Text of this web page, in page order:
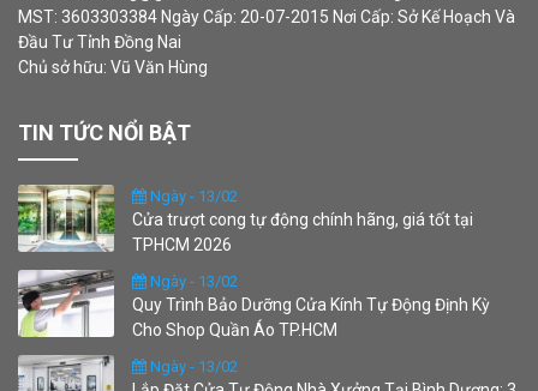
MST: 3603303384 Ngày Cấp: 20-07-2015 Nơi Cấp: Sở Kế Hoạch Và
Đầu Tư Tỉnh Đồng Nai
Chủ sở hữu: Vũ Văn Hùng
TIN TỨC NỔI BẬT
Ngày - 13/02
Cửa trượt cong tự động chính hãng, giá tốt tại
TPHCM 2026
Ngày - 13/02
Quy Trình Bảo Dưỡng Cửa Kính Tự Động Định Kỳ
Cho Shop Quần Áo TP.HCM
Ngày - 13/02